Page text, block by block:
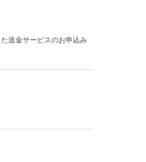
送金サービスのお申込み